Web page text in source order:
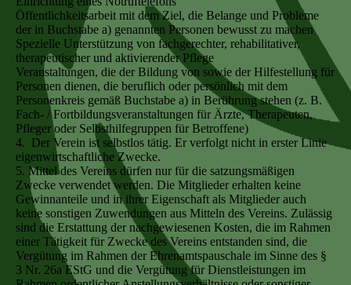
Öffentlichkeitsarbeit mit dem Ziel, die Belange und Probleme
der in Buchstabe a) genannten Personen bewusst zu machen
Spezielle Unterstützung von fachgerechter, rehabilitativer,
therapeutischer und aktivierender Pflege
Veranstaltungen, die der Bildung von sowie der Hilfestellung für
Personen dienen, die beruflich oder persönlich mit dem
Personenkreis gemäß Buchstabe a) in Berührung stehen (z. B.
Fach- / Fortbildungsveranstaltungen für Ärzte, Therapeuten,
Pfleger oder Selbsthilfegruppen für Betroffene)
4. Der Verein ist selbstlos tätig. Er verfolgt nicht in erster Linie
eigenwirtschaftliche Zwecke.
5. Mittel des Vereins dürfen nur für die satzungsmäßigen
Zwecke verwendet werden. Die Mitglieder erhalten keine
Gewinnanteile und in ihrer Eigenschaft als Mitglieder auch
keine sonstigen Zuwendungen aus Mitteln des Vereins. Zulässig
sind die Erstattung der nachgewiesenen Kosten, die im Rahmen
einer Tätigkeit für Zwecke des Vereins entstanden sind, die
Vergütung im Rahmen der Ehrenamtspauschale im Sinne des §
3 Nr. 26a EStG und die Vergütung für Dienstleistungen im